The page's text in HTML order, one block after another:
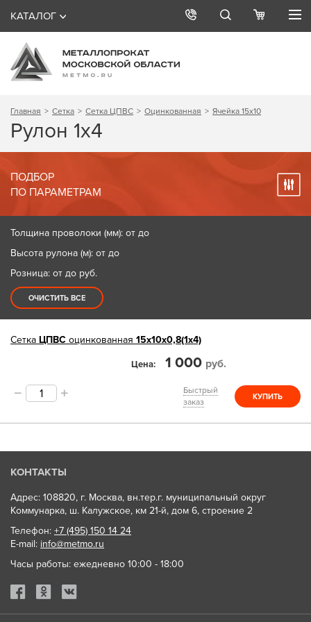
КАТАЛОГ
Главная Сетка Сетка ЦПВС Оцинкованная Ячейка 15х10
Рулон 1х4
ПОДБОР
ПО ПАРАМЕТРАМ
Толщина проволоки (мм): от до
Высота рулона (м): от до
Розница: от до руб.
ОЧИСТИТЬ ВСЕ
Сетка ЦПВСоцинкованная 15х10х0,8(1х4)
Цена 1 000 руб.
Быстрый
заказ
КУПИТЬ
КОНТАКТЫ
Адрес: 108820, г. Москва, вн.тер.г. муниципальный округ
Коммунарка, ш. Калужское, км 21-й, дом 6, строение 2
Телефон: +7 (495) 150 14 24
E-mail: info@metmo.ru
Часы работы: ежедневно 10:00 - 18:00